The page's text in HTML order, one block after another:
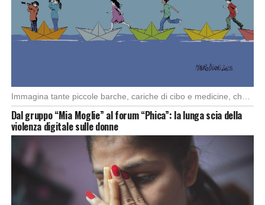
Dal gruppo “Mia Moglie” al forum “Phica”: la lunga scia della
violenza digitale sulle donne